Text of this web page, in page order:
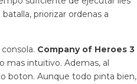
priorizar ordenas a
Company of Heroes 3
mas intuitivo. Ademas, al
boton. Aunque todo pinta bien,